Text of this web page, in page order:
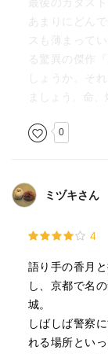
あまりにどん
スも薄まって
る驚異の傑作
しょうか。そ
ましょう。命
0
ミヅキさん
4
語り手の香月
し、京都で名
城。
しばしば警察
れる場所とい